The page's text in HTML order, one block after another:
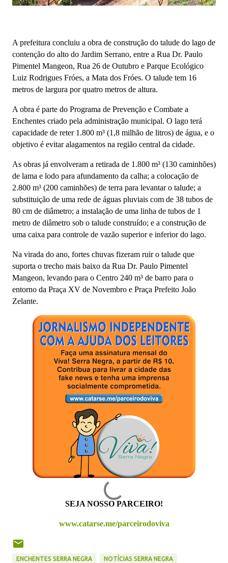
A prefeitura concluiu a obra de construção do talude do lago de
contenção do alto do Jardim Serrano, entre a Rua Dr. Paulo
Pimentel Mangeon, Rua 26 de Outubro e Parque Ecológico
Luiz Rodrigues Fróes, a Mata dos Fróes. O talude tem 16
metros de largura por quatro metros de altura.
A obra é parte do Programa de Prevenção e Combate a
Enchentes criado pela administração municipal. O lago terá
capacidade de reter 1.800 m³ (1,8 milhão de litros) de água, e o
objetivo é evitar alagamentos na região central da cidade.
As obras já envolveram a retirada de 1.800 m³ (130 caminhões)
de lama e lodo para afundamento da calha; a colocação de
2.800 m³ (200 caminhões) de terra para levantar o talude; a
substituição de uma rede de águas pluviais com de 38 tubos de
80 cm de diâmetro; a instalação de uma linha de tubos de 1
metro de diâmetro sob o talude construído; e a construção de
uma caixa para controle de vazão superior e inferior do lago.
Na virada do ano, fortes chuvas fizeram ruir o talude que
suporta o trecho mais baixo da Rua Dr. Paulo Pimentel
Mangeon, levando para o Centro 240 m³ de barro para o
entorno da Praça XV de Novembro e Praça Prefeito João
Zelante.
SEJA NOSSO PARCEIRO!
www.catarse.me/parceirodoviva
ENCHENTES SERRA NEGRA NOTÍCIAS SERRA NEGRA